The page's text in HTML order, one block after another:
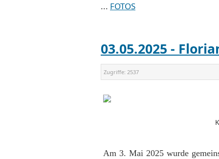
... FOTOS
03.05.2025 -
Zugriffe: 2537
Am 3. Mai 2025 wurde